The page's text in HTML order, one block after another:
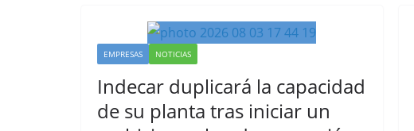
EMPRESAS NOTICIAS
Indecar duplicará la capacidad
de su planta tras iniciar un